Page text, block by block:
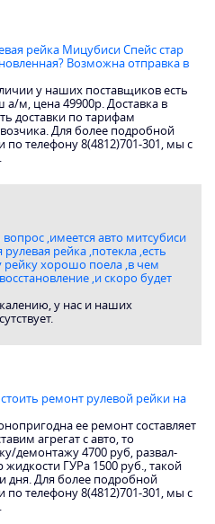
рейка Мицубиси Спейс стар
Возможна отправка в
у наших поставщиков есть
а/м, цена 49900р. Доставка в
доставки по тарифам
Для более подробной
телефону 8(4812)701-301, мы с
,имеется авто митсубиси
рейка ,потекла ,есть
рейку хорошо поела ,в чем
,и скоро будет
у нас и наших
ремонт рулевой рейки на
ее ремонт составляет
агрегат с авто, то
демонтажу 4700 руб, развал-
ГУРа 1500 руб., такой
дня. Для более подробной
телефону 8(4812)701-301, мы с